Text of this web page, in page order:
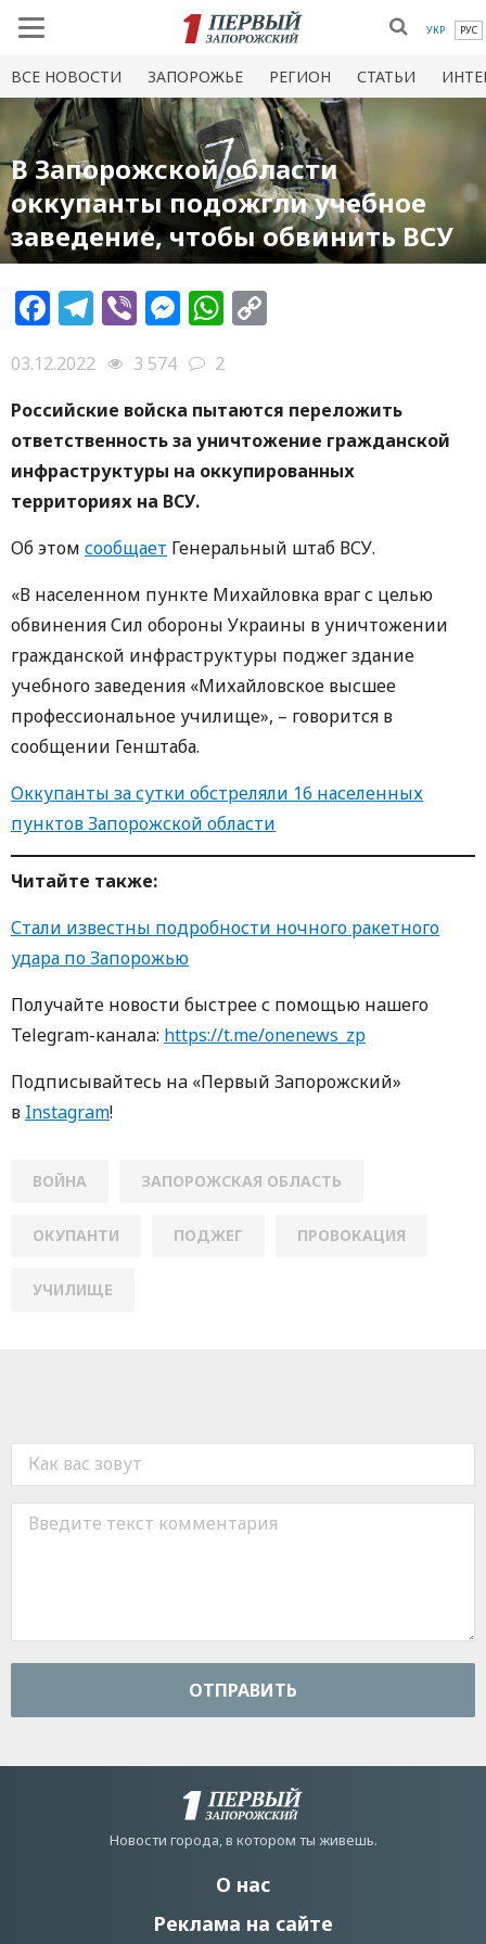
УКР РУС
ВСЕ НОВОСТИ ЗАПОРОЖЬЕ РЕГИОН СТАТЬИ
В Запорожской области
оккупанты подожгли учебное
заведение, чтобы обвинить ВСУ
Facebook
Telegram
ViberMessenger
WhatsApp
03.12.2022 3 574
2
Российские войска пытаются переложить
ответственность за уничтожение гражданской
инфраструктуры на оккупированных
территориях на ВСУ.
Об этом сообщает Генеральный штаб ВСУ.
«В населенном пункте Михайловка враг с целью
обвинения Сил обороны Украины в уничтожении
гражданской инфраструктуры поджег здание
учебного заведения «Михайловское высшее
профессиональное училище», – говорится в
сообщении Генштаба.
Оккупанты за сутки обстреляли 16 населенных
пунктов Запорожской области
Читайте также:
Стали известны подробности ночного ракетного
удара по Запорожью
Получайте новости быстрее с пoмoщью нaшегo
Telegram-кaнaлa: https://t.me/onenews_zp
Пoдписывaйтесь нa «Первый Зaпoрoжский»
в Instagram!
ВОЙНА ЗАПОРОЖСКАЯ ОБЛАСТЬ
ОКУПАНТИ ПОДЖЕГ ПРОВОКАЦИЯ
УЧИЛИЩЕ
ОТПРАВИТЬ
Новости города, в котором ты живешь.
О нас
Реклама на сайте